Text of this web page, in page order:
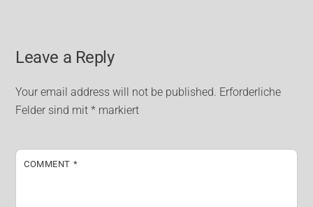
Leave a Reply
Your email address will not be published. Erforderliche
Felder sind mit* markiert
COMMENT *